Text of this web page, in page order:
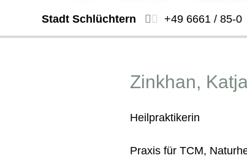
Stadt Schlüchtern +49 6661 / 85-0
Zinkhan,
Heilpraktikerin
Praxis für TCM,